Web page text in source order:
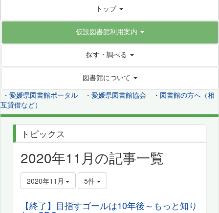
トップ
仮設図書館利用案内
探す・調べる
図書館について
・ 愛媛県図書館ポータル ・ 愛媛県図書館協会 ・ 図書館の方へ（相
互貸借など）
トピックス
2020年11月の記事一覧
2020年11月 5件
【終了】目指すゴールは10年後～もっと知り